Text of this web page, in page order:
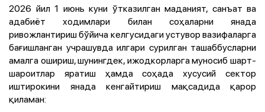
2026 йил 1 июнь куни ўтказилган маданият, санъат ва
адабиёт ходимлари билан соҳаларни янада
ривожлантириш бўйича келгусидаги устувор вазифаларга
бағишланган учрашувда илгари сурилган ташаббусларни
амалга ошириш, шунингдек, ижодкорларга муносиб шарт-
шароитлар яратиш ҳамда соҳада хусусий сектор
иштирокини янада кенгайтириш мақсадида қарор
қиламан: